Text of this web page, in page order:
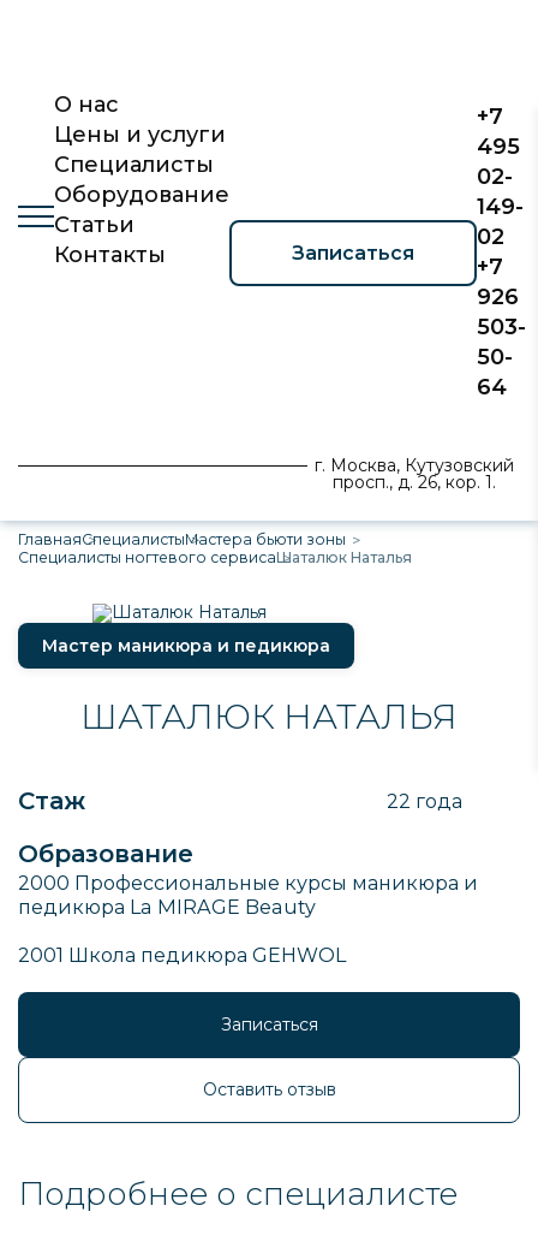
О нас
Цены и услуги
Специалисты
Оборудование
Статьи
Контакты
+7
495
02-
149-
02
+7
926
503-
50-
64
Записаться
г. Москва, Кутузовский
просп., д. 26, кор. 1.
ГлавнаяСпециалистыМастера бьюти зоны
Специалисты ногтевого сервисаШаталюк Наталья
Мастер маникюра и педикюра
ШАТАЛЮК НАТАЛЬЯ
Стаж 22 года
Образование
2000 Профессиональные курсы маникюра и
педикюра La MIRAGE Beauty
2001 Школа педикюра GEHWOL
Записаться
Оставить отзыв
Подробнее о специалисте